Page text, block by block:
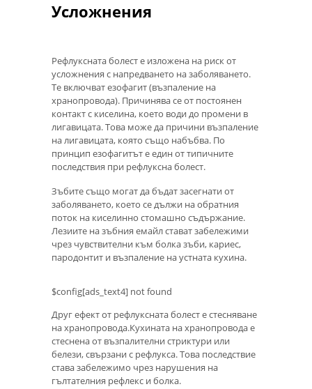
Усложнения
Рефлуксната болест е изложена на риск от
усложнения с напредването на заболяването.
Те включват езофагит (възпаление на
хранопровода). Причинява се от постоянен
контакт с киселина, което води до промени в
лигавицата. Това може да причини възпаление
на лигавицата, която също набъбва. По
принцип езофагитът е един от типичните
последствия при рефлуксна болест.
Зъбите също могат да бъдат засегнати от
заболяването, което се дължи на обратния
поток на киселинно стомашно съдържание.
Лезиите на зъбния емайл стават забележими
чрез чувствителни към болка зъби, кариес,
пародонтит и възпаление на устната кухина.
$config[ads_text4] not found
Друг ефект от рефлуксната болест е стесняване
на хранопровода.Кухината на хранопровода е
стеснена от възпалителни стриктури или
белези, свързани с рефлукса. Това последствие
става забележимо чрез нарушения на
гълтателния рефлекс и болка.